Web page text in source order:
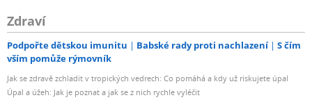
Zdraví
Podpořte dětskou imunitu Babské rady proti nachlazení
S čím
vším pomůže rýmovník
Jak se zdravě zchladit v tropických vedrech: Co pomáhá a kdy už riskujete úpal
Úpal a úžeh: Jak je poznat a jak se z nich rychle vyléčit